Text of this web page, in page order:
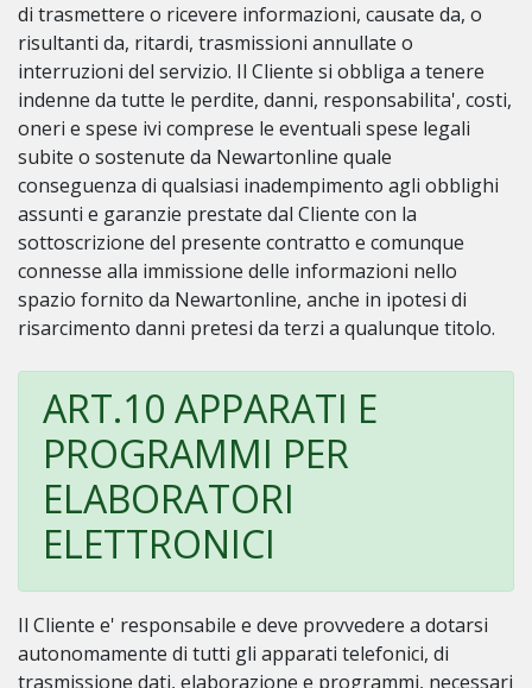
di trasmettere o ricevere informazioni, causate da, o
risultanti da, ritardi, trasmissioni annullate o
interruzioni del servizio. Il Cliente si obbliga a tenere
indenne da tutte le perdite, danni, responsabilita', costi,
oneri e spese ivi comprese le eventuali spese legali
subite o sostenute da Newartonline quale
conseguenza di qualsiasi inadempimento agli obblighi
assunti e garanzie prestate dal Cliente con la
sottoscrizione del presente contratto e comunque
connesse alla immissione delle informazioni nello
spazio fornito da Newartonline, anche in ipotesi di
risarcimento danni pretesi da terzi a qualunque titolo.
ART.10 APPARATI E
PROGRAMMI PER
ELABORATORI
ELETTRONICI
Il Cliente e' responsabile e deve provvedere a dotarsi
autonomamente di tutti gli apparati telefonici, di
trasmissione dati, elaborazione e programmi, necessari